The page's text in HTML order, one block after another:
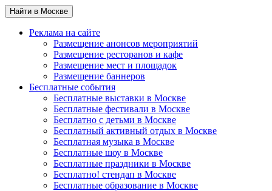
Найти в Москве
Реклама на сайте
Размещение анонсов мероприятий
Размещение ресторанов и кафе
Размещение мест и площадок
Размещение баннеров
Бесплатные события
Бесплатные выставки в Москве
Бесплатные фестивали в Москве
Бесплатно с детьми в Москве
Бесплатный активный отдых в Москве
Бесплатная музыка в Москве
Бесплатные шоу в Москве
Бесплатные праздники в Москве
Бесплатно! стендап в Москве
Бесплатные образование в Москве